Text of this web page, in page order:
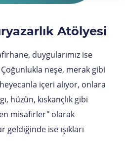
Atölyesi
duygularımız ise
neşe, merak gibi
içeri alıyor, onlara
hüzün, kıskançlık gibi
misafirler" olarak
ise ışıkları